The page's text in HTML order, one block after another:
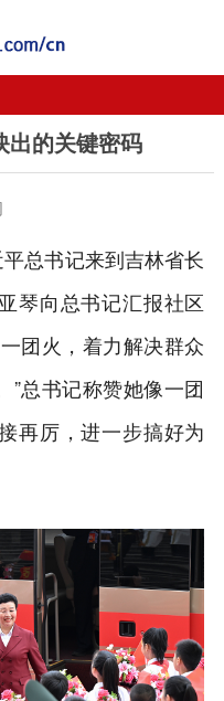
企业党建
出的关键密码
总书记来到吉林省长
琴向总书记汇报社区
团火，着力解决群众
”总书记称赞她像一团
再厉，进一步搞好为